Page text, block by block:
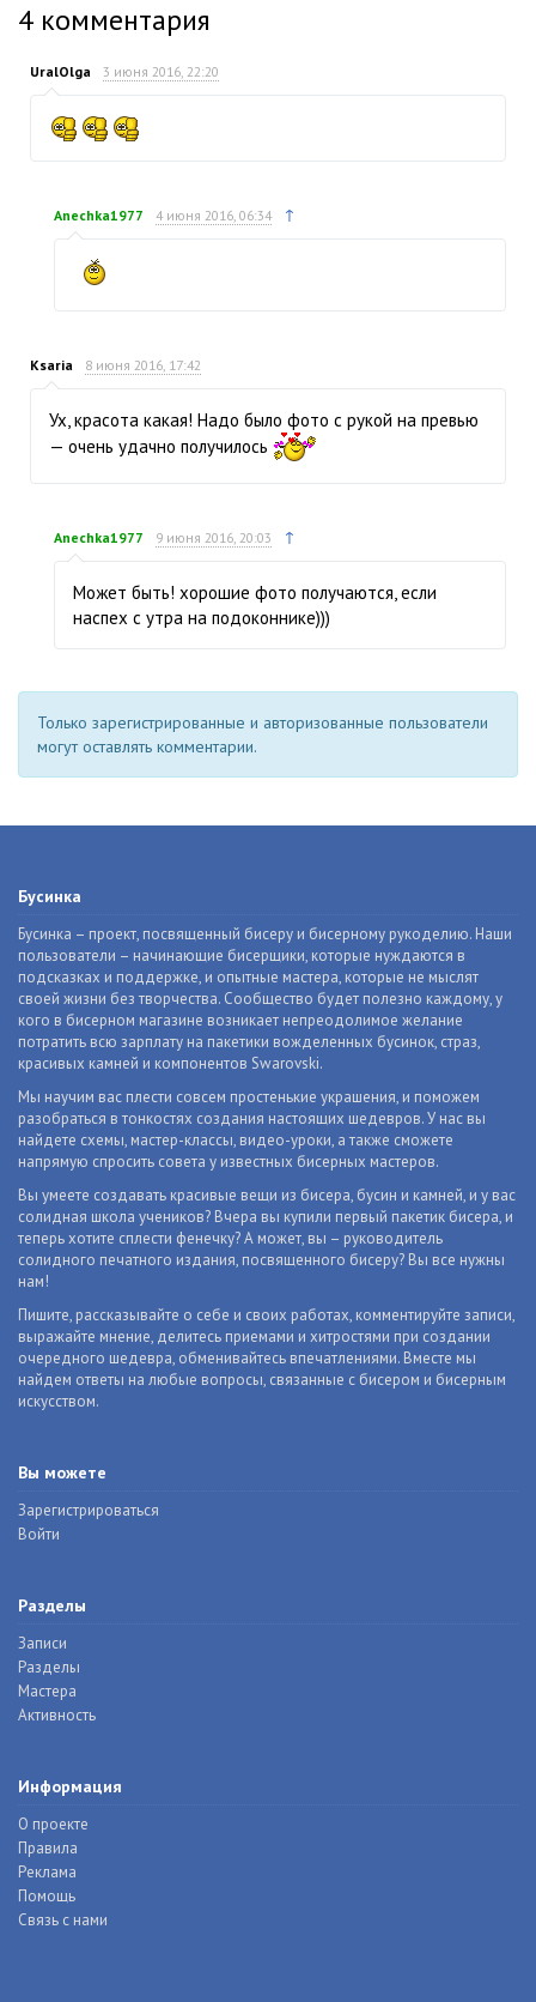
4 комментария
UralOlga 3 июня 2016, 22:20
Anechka1977 4 июня 2016, 06:34 ↑
Ksaria 8 июня 2016, 17:42
Ух, красота какая! Надо было фото с рукой на превью
— очень удачно получилось
Anechka1977 9 июня 2016, 20:03 ↑
Может быть! хорошие фото получаются, если
наспех с утра на подоконнике)))
Только зарегистрированные и авторизованные пользователи
могут оставлять комментарии.
Бусинка
Бусинка – проект, посвященный бисеру и бисерному рукоделию. Наши
пользователи – начинающие бисерщики, которые нуждаются в
подсказках и поддержке, и опытные мастера, которые не мыслят
своей жизни без творчества. Сообщество будет полезно каждому, у
кого в бисерном магазине возникает непреодолимое желание
потратить всю зарплату на пакетики вожделенных бусинок, страз,
красивых камней и компонентов Swarovski.
Мы научим вас плести совсем простенькие украшения, и поможем
разобраться в тонкостях создания настоящих шедевров. У нас вы
найдете схемы, мастер-классы, видео-уроки, а также сможете
напрямую спросить совета у известных бисерных мастеров.
Вы умеете создавать красивые вещи из бисера, бусин и камней, и у вас
солидная школа учеников? Вчера вы купили первый пакетик бисера, и
теперь хотите сплести фенечку? А может, вы – руководитель
солидного печатного издания, посвященного бисеру? Вы все нужны
нам!
Пишите, рассказывайте о себе и своих работах, комментируйте записи,
выражайте мнение, делитесь приемами и хитростями при создании
очередного шедевра, обменивайтесь впечатлениями. Вместе мы
найдем ответы на любые вопросы, связанные с бисером и бисерным
искусством.
Вы можете
Зарегистрироваться
Войти
Разделы
Записи
Разделы
Мастера
Активность
Информация
О проекте
Правила
Реклама
Помощь
Связь с нами